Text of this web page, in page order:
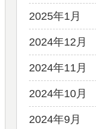
2025年1月
2024年12月
2024年11月
2024年10月
2024年9月